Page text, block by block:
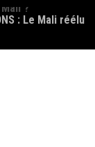
: Le Mali réélu